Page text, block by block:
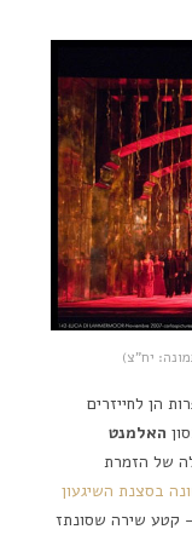
יח"צ)
הן לחייזרים
האלמנט
של הזמרת
בסצנת השיגעון
קטע שירה שסונתז